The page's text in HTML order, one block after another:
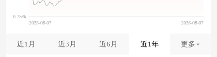
近1月 近3月 近6月 近1年 更多